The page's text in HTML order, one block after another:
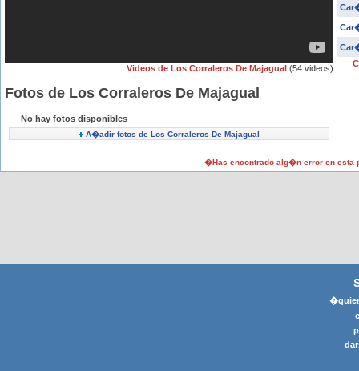
Videos de Los Corraleros De Majagual (54 videos)
Fotos de Los Corraleros De Majagual
No hay fotos disponibles
A�adir fotos de Los Corraleros De Majagual
�Has encontrado alg�n error en esta